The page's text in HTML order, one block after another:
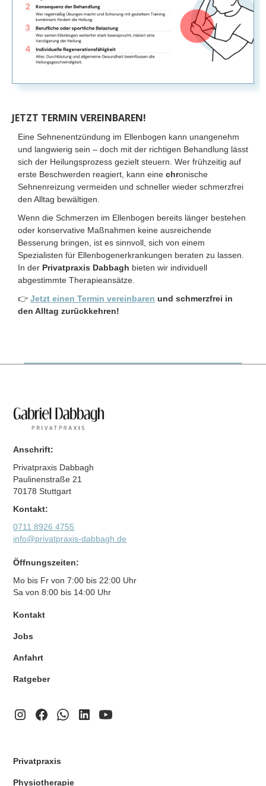
JETZT TERMIN VEREINBAREN!
Eine Sehnenentzündung im Ellenbogen kann unangenehm
und langwierig sein – doch mit der richtigen Behandlung lässt
sich der Heilungsprozess gezielt steuern. Wer frühzeitig auf
erste Beschwerden reagiert, kann eine chronische
Sehnenreizung vermeiden und schneller wieder schmerzfrei
den Alltag bewältigen.
Wenn die Schmerzen im Ellenbogen bereits länger bestehen
oder konservative Maßnahmen keine ausreichende
Besserung bringen, ist es sinnvoll, sich von einem
Spezialisten für Ellenbogenerkrankungen beraten zu lassen.
In der Privatpraxis Dabbagh bieten wir individuell
abgestimmte Therapieansätze.
👉 Jetzt einen Termin vereinbaren und schmerzfrei in
den Alltag zurückkehren!
Anschrift:
Privatpraxis Dabbagh
Paulinenstraße 21
70178 Stuttgart
Kontakt:
0711 8926 4755
info@privatpraxis-dabbagh.de
Öffnungszeiten:
Mo bis Fr von 7:00 bis 22:00 Uhr
Sa von 8:00 bis 14:00 Uhr
Kontakt
Jobs
Anfahrt
Ratgeber
Privatpraxis
Physiotherapie